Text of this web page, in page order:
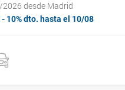
desde Madrid
- 10% dto. hasta el 10/08